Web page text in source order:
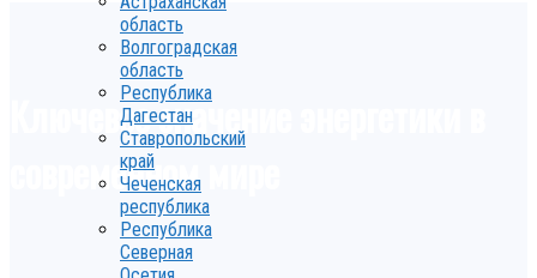
область
Волгоградская
область
Республика
Дагестан
Ставропольский
край
Чеченская
республика
Республика
Северная
Ключевое значение энергетики в
современном мире